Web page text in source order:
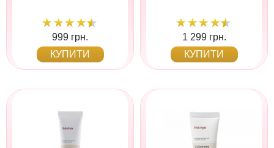
999 грн.
КУПИТИ
1 299 грн.
КУПИТИ